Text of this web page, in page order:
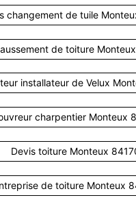
changement de tuile
de toiture
installateur de Velux
charpentier Monteux
Devis toiture Monteux
de toiture Monteux